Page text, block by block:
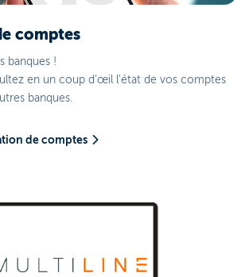
comptes
banques !
en un coup d’œil l'état de vos comptes
banques.
de comptes